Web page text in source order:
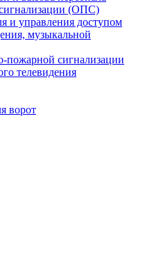
(ОПС)
и управления доступом
музыкальной
пожарной сигнализации
телевидения
ворот